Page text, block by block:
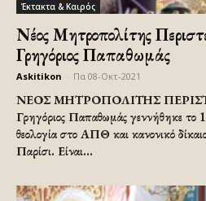
Έκτακτα & Καιρός
Νέος Μητροπολίτης
Γρηγόριος Παπαθωμάς
Askitikon Πα 08-Οκτ-2021
ΝΕΟΣ ΜΗΤΡΟΠΟΛΙΤΗΣ
Γρηγόριος Παπαθωμάς γεννήθηκε το
θεολογία στο ΑΠΘ και κανονικό
Παρίσι. Είναι...